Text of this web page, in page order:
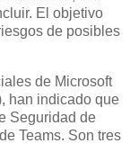
El objetivo
de posibles
de Microsoft
han indicado que
Seguridad de
Teams. Son tres